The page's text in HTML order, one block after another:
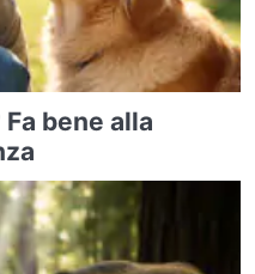
bene alla